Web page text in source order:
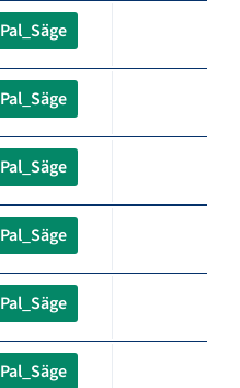
Pal_Säge
Pal_Säge
Pal_Säge
Pal_Säge
Pal_Säge
Pal_Säge